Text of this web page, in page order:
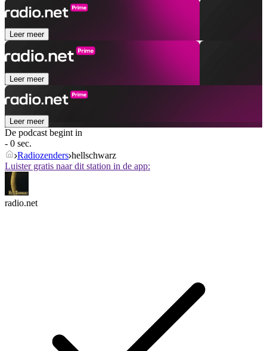
Leer meer
Leer meer
Leer meer
De podcast begint in
- 0 sec.
Radiozenders hellschwarz
Luister gratis naar dit station in de app:
radio.net